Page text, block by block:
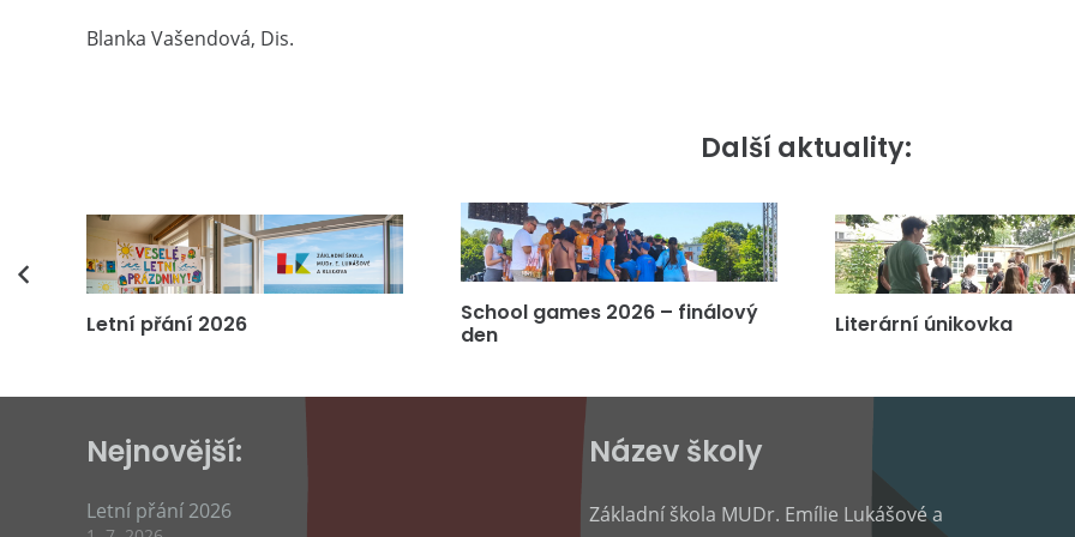
Blanka Vašendová, Dis.
Další aktuality:
Letní přání 2026
School games 2026 – finálový
den
Literární únikovka
Nejnovější:
Letní přání 2026
Název školy
Základní škola MUDr. Emílie Lukášové a